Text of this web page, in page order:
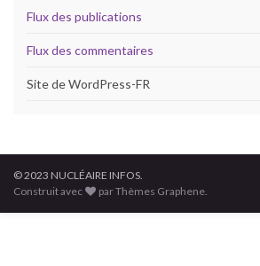
Flux des publications
Flux des commentaires
Site de WordPress-FR
© 2023 NUCLÉAIRE INFOS.
Construit avec
par Thèmes Graphene.